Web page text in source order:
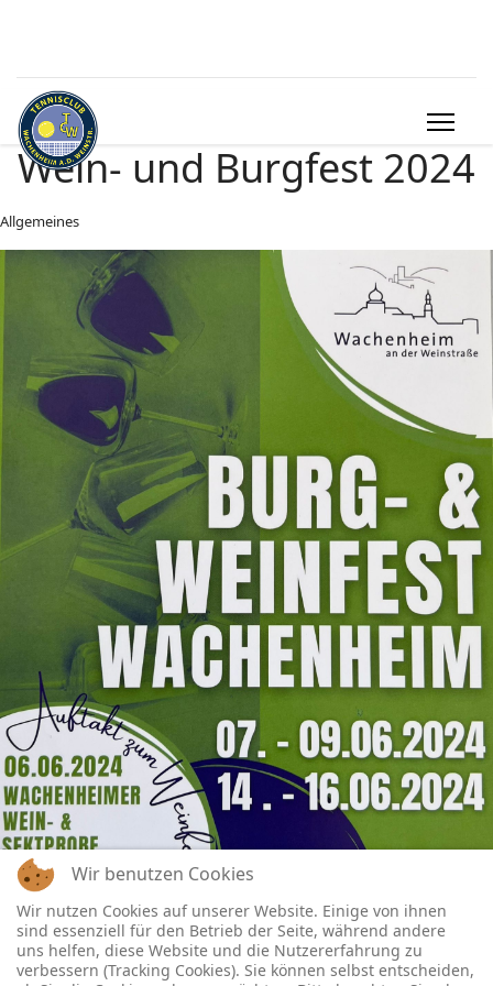
Wein- und Burgfest 2024
Allgemeines
Wir benutzen Cookies
Wir nutzen Cookies auf unserer Website. Einige von ihnen
sind essenziell für den Betrieb der Seite, während andere
uns helfen, diese Website und die Nutzererfahrung zu
verbessern (Tracking Cookies). Sie können selbst entscheiden,